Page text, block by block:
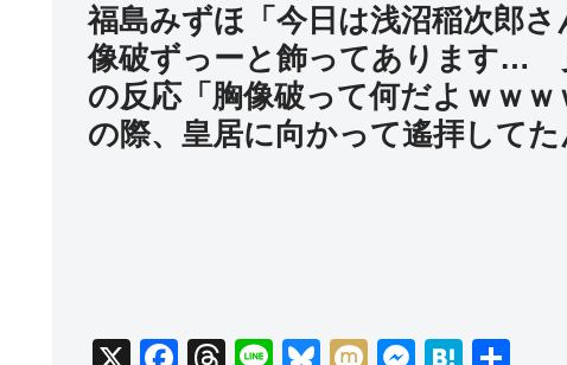
福島みずほ「今日は浅沼稲次郎
像破ずっーと飾ってあります…
の反応「胸像破って何だよｗｗ
の際、皇居に向かって遙拝してた